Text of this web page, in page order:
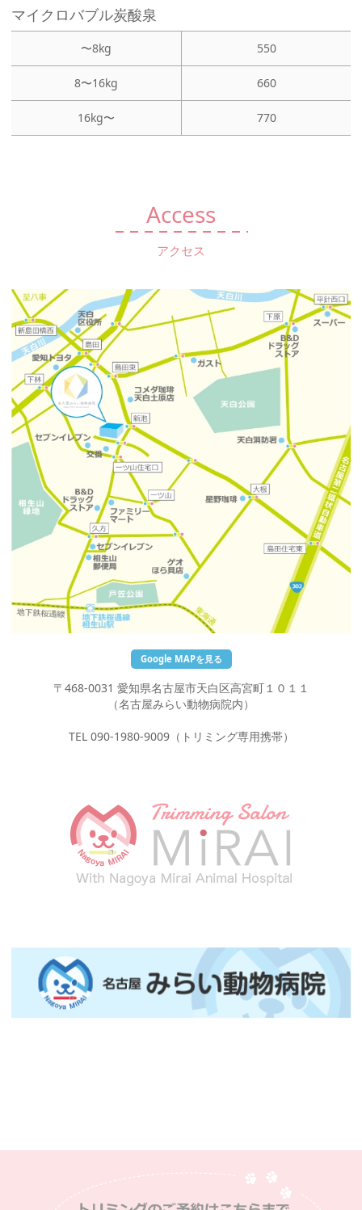
マイクロバブル炭酸泉
〜8kg 550
8〜16kg 660
16kg〜 770
Access
アクセス
Google MAPを見る
〒468-0031 愛知県名古屋市天白区高宮町１０１１
（名古屋みらい動物病院内）
TEL 090-1980-9009（トリミング専用携帯）